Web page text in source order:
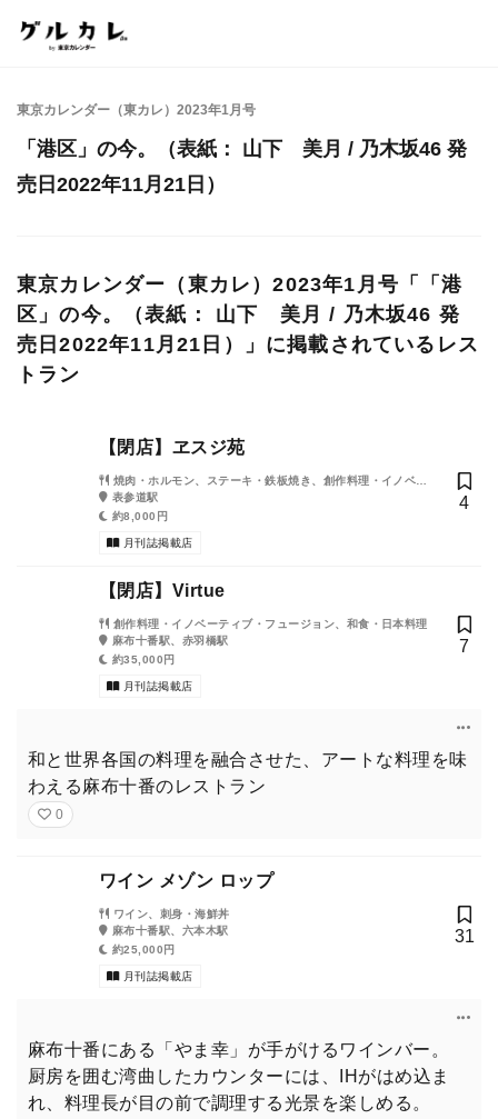
東京カレンダー（東カレ）2023年1月号
「港区」の今。（表紙： 山下 美月 / 乃木坂46 発
売日2022年11月21日）
東京カレンダー（東カレ）2023年1月号「「港
区」の今。（表紙： 山下 美月 / 乃木坂46 発
売日2022年11月21日）」に掲載されているレス
トラン
【閉店】ヱスジ苑
焼肉・ホルモン、ステーキ・鉄板焼き、創作料理・イノベー
ティブ・フュージョン
表参道駅
約8,000円
月刊誌掲載店
4
【閉店】Virtue
創作料理・イノベーティブ・フュージョン、和食・日本料理
麻布十番駅、赤羽橋駅
約35,000円
月刊誌掲載店
7
和と世界各国の料理を融合させた、アートな料理を味
わえる麻布十番のレストラン
0
ワイン メゾン ロップ
ワイン、刺身・海鮮丼
麻布十番駅、六本木駅
約25,000円
月刊誌掲載店
31
麻布十番にある「やま幸」が手がけるワインバー。
厨房を囲む湾曲したカウンターには、IHがはめ込ま
れ、料理長が目の前で調理する光景を楽しめる。